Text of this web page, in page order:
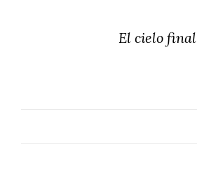
El cielo final